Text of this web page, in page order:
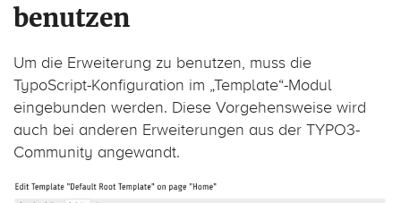
benutzen
Um die Erweiterung zu benutzen, muss die
TypoScript-Konfiguration im „Template“-Modul
eingebunden werden. Diese Vorgehensweise wird
auch bei anderen Erweiterungen aus der TYPO3-
Community angewandt.